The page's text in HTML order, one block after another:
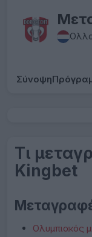
Σύνοψη
Τι
Kingbet
Ολυμπιακός